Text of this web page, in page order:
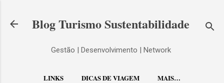
Blog Turismo Sustentabilidade
Gestão | Desenvolvimento | Network
LINKS DICAS DE VIAGEM MAIS…